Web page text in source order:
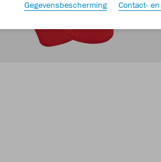
Gegevensbescherming Contact-